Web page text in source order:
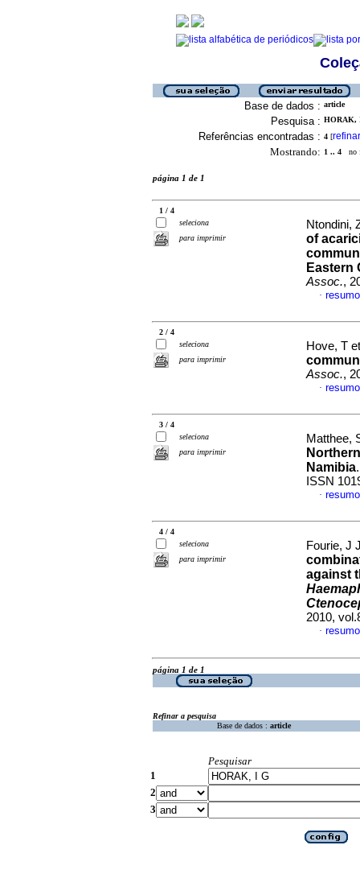
Base de dados : article
Pesquisa : HORAK,
Referências encontradas : 4 [refinar
Mostrando: 1 .. 4 no
página 1 de 1
1 / 4
seleciona
para imprimir
Ntondini,
of
Eastern
Assoc.,
·
2 / 4
seleciona
para imprimir
Hove, T
Assoc.,
·
3 / 4
seleciona
para imprimir
Matthee,
Namibia
ISSN
·
4 / 4
seleciona
para imprimir
Fourie, J
against
2010,
·
página 1 de 1
Refinar a pesquisa
Base de dados : article
Pesquisar
1
2
3